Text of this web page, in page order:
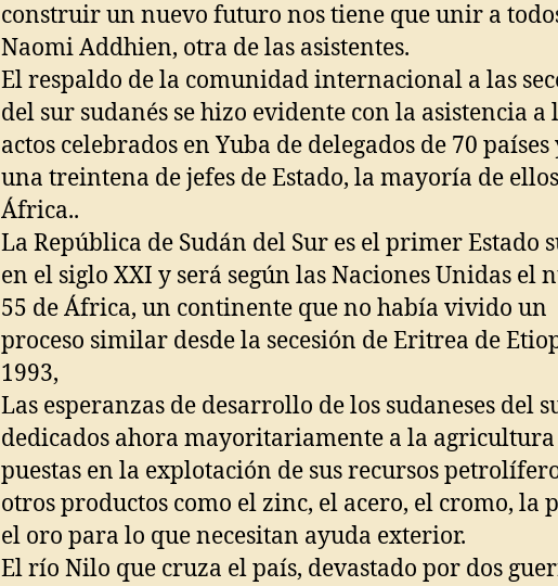
construir un nuevo futuro nos tiene que unir a
Naomi Addhien, otra de las asistentes.
El respaldo de la comunidad internacional a las
del sur sudanés se hizo evidente con la asistencia a
actos celebrados en Yuba de delegados de 70 países
una treintena de jefes de Estado, la mayoría de
África..
La República de Sudán del Sur es el primer Estado
en el siglo XXI y será según las Naciones Unidas el
55 de África, un continente que no había vivido un
proceso similar desde la secesión de Eritrea de
1993,
Las esperanzas de desarrollo de los sudaneses del
dedicados ahora mayoritariamente a la agricultura
puestas en la explotación de sus recursos
otros productos como el zinc, el acero, el cromo, la
el oro para lo que necesitan ayuda exterior.
El río Nilo que cruza el país, devastado por dos